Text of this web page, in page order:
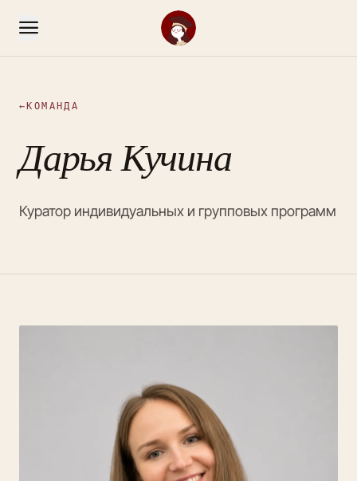
← КОМАНДА
Дарья Кучина
Куратор индивидуальных и групповых программ